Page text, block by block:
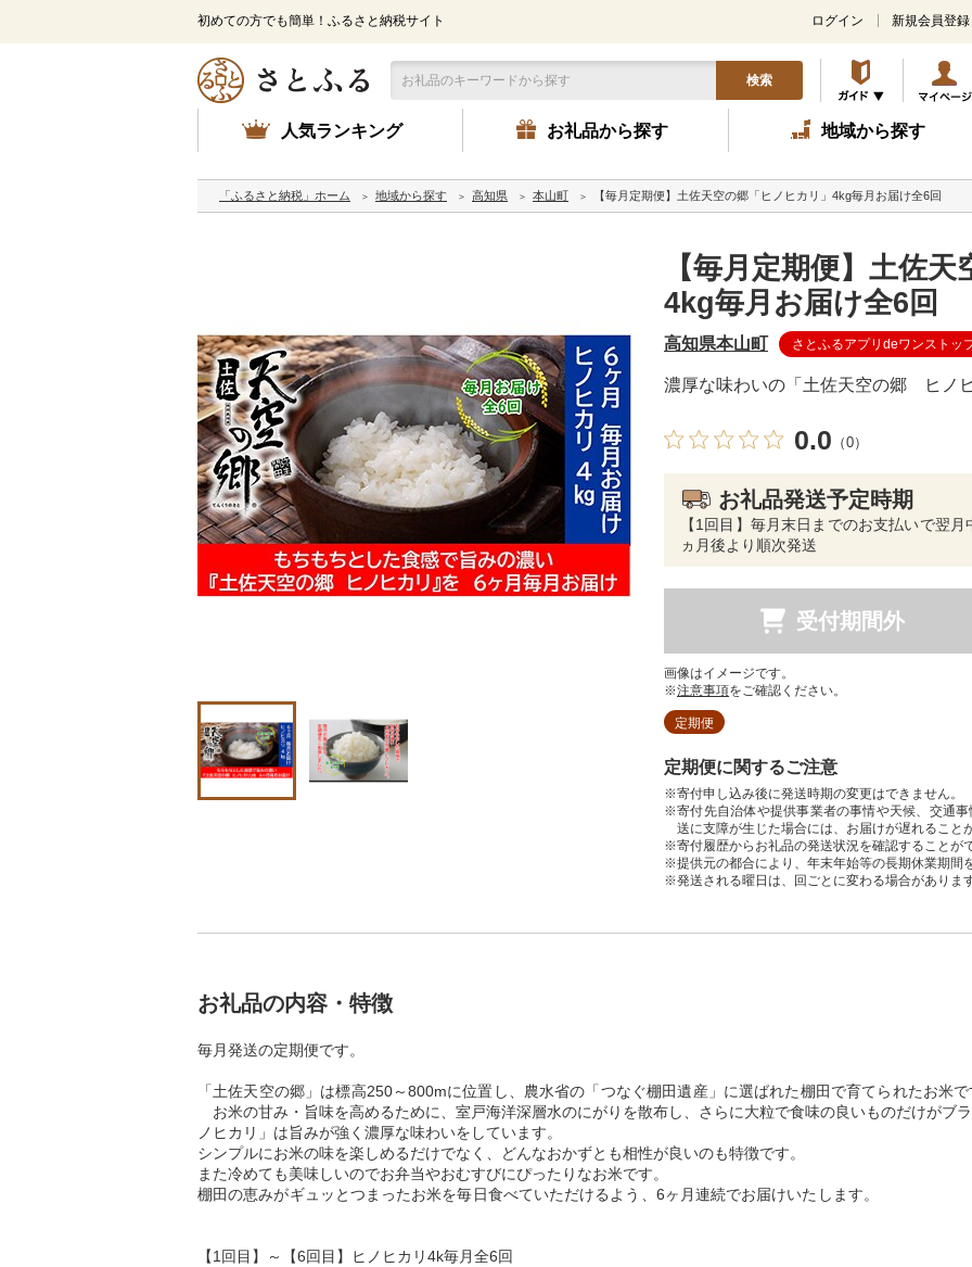
初めての方でも簡単！ふるさと納税サイト ログイン 新規会員登録
検索
人気ランキング お礼品から探す 地域から探す
「ふるさと納税」ホーム 地域から探す 高知県 本山町 【毎月定期便】土佐天空の郷「ヒノヒカリ」4kg毎月お届け全6回
【毎月定期便】土佐
4kg毎月お届け全6回
高知県本山町 さとふるアプリdeワンストッ
濃厚な味わいの「土佐天空の郷 ヒノ
0.0 （0）
お礼品発送予定時期
【1回目】毎月末日までのお支払いで翌
ヵ月後より順次発送
受付期間外
画像はイメージです。
※注意事項をご確認ください。
定期便
定期便に関するご注意
※寄付申し込み後に発送時期の変更はできません。
※寄付先自治体や提供事業者の事情や天候、交通
送に支障が生じた場合には、お届けが遅れること
※寄付履歴からお礼品の発送状況を確認することが
※提供元の都合により、年末年始等の長期休業期間
※発送される曜日は、回ごとに変わる場合がありま
お礼品の内容・特徴
毎月発送の定期便です。
「土佐天空の郷」は標高250～800mに位置し、農水省の「つなぐ棚田遺産」に選ば
お米の甘み・旨味を高めるために、室戸海洋深層水のにがりを散布し、さらに大粒で食味の良いものだけがブ
ノヒカリ」は旨みが強く濃厚な味わいをしています。
シンプルにお米の味を楽しめるだけでなく、どんなおかずとも相性が良いのも特徴です。
また冷めても美味しいのでお弁当やおむすびにぴったりなお米です。
棚田の恵みがギュッとつまったお米を毎日食べていただけるよう、6ヶ
【1回目】～【6回目】ヒノヒカリ4k毎月全6回